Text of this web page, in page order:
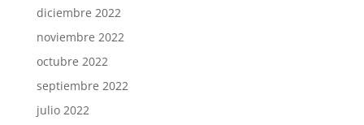
diciembre 2022
noviembre 2022
octubre 2022
septiembre 2022
julio 2022